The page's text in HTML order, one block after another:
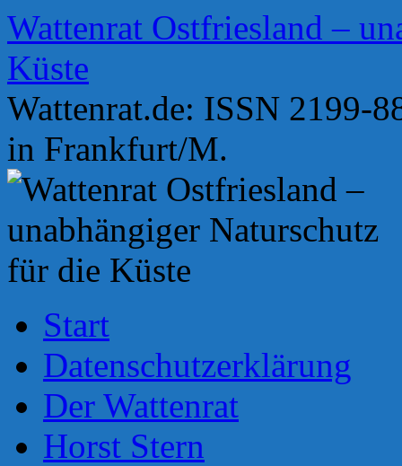
Zum
Inhalt
springen
Wattenrat Ostfriesland –
Küste
Wattenrat.de: ISSN 2199-
in Frankfurt/M.
Start
Datenschutzerklärung
Der Wattenrat
Horst Stern